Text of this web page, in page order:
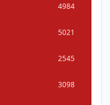
4984
5021
2545
3098